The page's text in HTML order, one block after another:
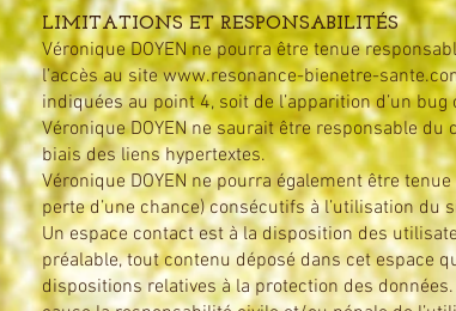
LIMITATIONS ET RESPONSABILITÉS
Véronique DOYEN ne pourra être tenue
l’accès au sitewww.resonance-bienetre-
indiquées au point 4, soit de l’apparition d’un
Véronique DOYEN ne saurait être responsable
biais des liens hypertextes.
Véronique DOYEN ne pourra également être
perte d’une chance) consécutifs à l’utilisation du
Un espace contact est à la disposition des
préalable, tout contenu déposé dans cet espace
dispositions relatives à la protection des